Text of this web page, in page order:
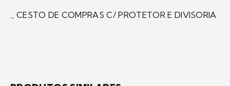
., CESTO DE COMPRAS C/ PROTETOR E DIVISORIA